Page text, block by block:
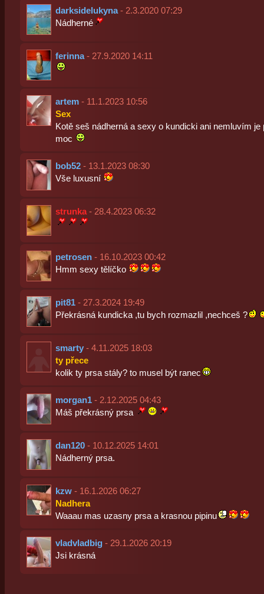
darksidelukyna- 2.3.2020 07:29
Nádherné
ferinna- 27.9.2020 14:11
artem- 11.1.2023 10:56
Sex
Kotě seš nádherná a sexy o kundicki ani nemluvím je
moc
bob52- 13.1.2023 08:30
Vše luxusní
strunka- 28.4.2023 06:32
petrosen- 16.10.2023 00:42
Hmm sexy tělíčko
pit81- 27.3.2024 19:49
Překrásná kundicka ,tu bych rozmazlil ,nechceš ?
smarty- 4.11.2025 18:03
ty přece
kolik ty prsa stály? to musel být ranec
morgan1- 2.12.2025 04:43
Máš překrásný prsa
dan120- 10.12.2025 14:01
Nádherný prsa.
kzw- 16.1.2026 06:27
Nadhera
Waaau mas uzasny prsa a krasnou pipinu
vladvladbig- 29.1.2026 20:19
Jsi krásná